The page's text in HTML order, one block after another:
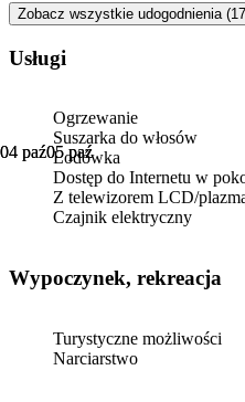
04 paź05 paź
04 paź05 paź
Zobacz wszystkie udogodnienia
Usługi
Ogrzewanie
Suszarka do włosów
Lodówka
Dostęp do Internetu w
Z telewizorem LCD/
Czajnik elektryczny
Wypoczynek, rekreacja
Turystyczne możliwości
Narciarstwo